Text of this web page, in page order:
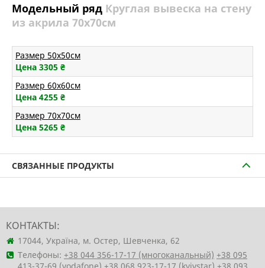
Модельный ряд Круглая вывеска на стену
из акрила 70х70см
Размер 50х50см
Цена 3305 ₴
Размер 60х60см
Цена 4255 ₴
Размер 70х70см
Цена 5265 ₴
СВЯЗАННЫЕ ПРОДУКТЫ
КОНТАКТЫ:
17044, Україна, м. Остер, Шевченка, 62
Телефоны: +38 044 356-17-17 (многоканальный) +38 095